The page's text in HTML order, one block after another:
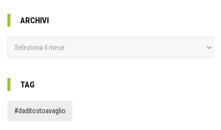
ARCHIVI
TAG
#daditostoavaglio